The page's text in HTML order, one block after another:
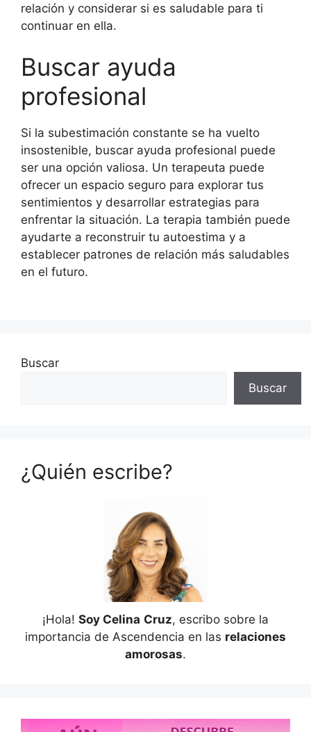
relación y considerar si es saludable para ti
continuar en ella.
Buscar ayuda
profesional
Si la subestimación constante se ha vuelto
insostenible, buscar ayuda profesional puede
ser una opción valiosa. Un terapeuta puede
ofrecer un espacio seguro para explorar tus
sentimientos y desarrollar estrategias para
enfrentar la situación. La terapia también puede
ayudarte a reconstruir tu autoestima y a
establecer patrones de relación más saludables
en el futuro.
Buscar
Buscar
¿Quién escribe?
¡Hola! Soy Celina Cruz, escribo sobre la
importancia de Ascendencia en las relaciones
amorosas.